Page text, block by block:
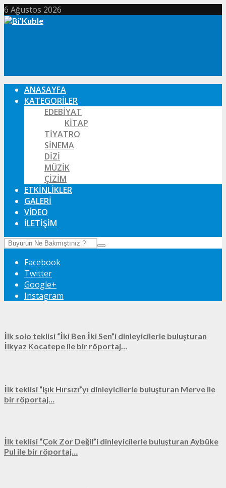
6 Ağustos 2026
ANASAYFA
KATEGORILER
EDEBIYAT
KITAP
TIYATRO
SINEMA
DIZI
MÜZIK
ÇIZIM
ETKINLIKLER
GALERI
VIDEO
İLETIŞIM
Facebook
Twitter
Google+
Instagram
İlk solo teklisi “İki Ben İki Sen”i dinleyicilerle buluşturan
İlkyaz Kocatepe ile bir röportaj…
İlk teklisi “Işık Hırsızı”yı dinleyicilerle buluşturan Merve ile
bir röportaj…
İlk teklisi “Çok Zor Değil”i dinleyicilerle buluşturan Aybüke
Pul ile bir röportaj…